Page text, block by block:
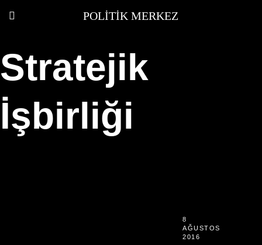
POLITIK MERKEZ
Stratejik
İşbirliği
8
AĞUSTOS
2016